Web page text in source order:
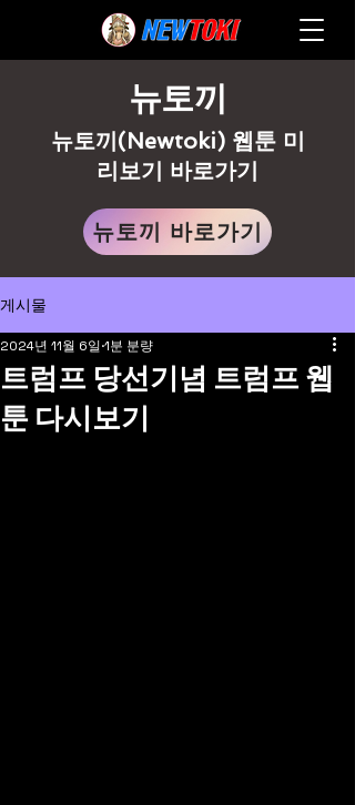
뉴토끼
뉴토끼(Newtoki) 웹툰 미
리보기 바로가기
뉴토끼 바로가기
게시물
트럼프 당선기념 트럼프 웹
툰 다시보기
2024년 11월 6일 1분 분량